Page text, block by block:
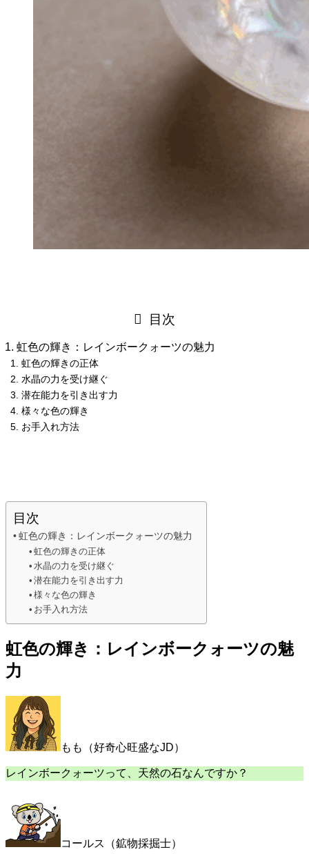
目次
虹色の輝き：レインボークォーツの魅力
虹色の輝きの正体
水晶の力を受け継ぐ
潜在能力を引き出す力
様々な色の輝き
お手入れ方法
目次
虹色の輝き：レインボークォーツの魅力
虹色の輝きの正体
水晶の力を受け継ぐ
潜在能力を引き出す力
様々な色の輝き
お手入れ方法
虹色の輝き：レインボークォーツの魅
力
もも（好奇心旺盛なJD）
レインボークォーツって、天然の石なんですか？
コールス（鉱物採掘士）